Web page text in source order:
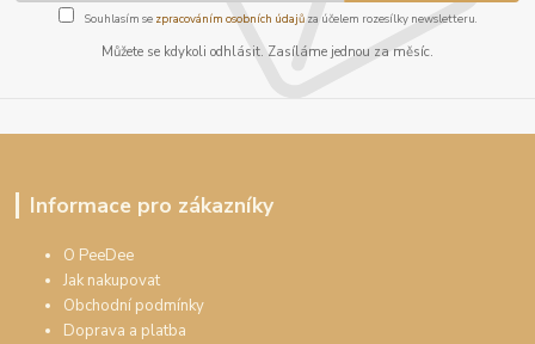
Souhlasím se zpracováním osobních údajůza účelem rozesílky newsletteru.
Můžete se kdykoli odhlásit. Zasíláme jednou za měsíc.
Informace pro zákazníky
O PeeDee
Jak nakupovat
Obchodní podmínky
Doprava a platba